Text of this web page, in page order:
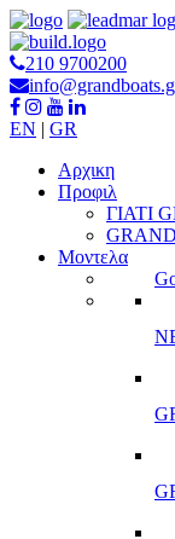
210 9700200
EN | GR
Αρχικη
Προφιλ
ΓΙΑΤΙ
Μοντελα